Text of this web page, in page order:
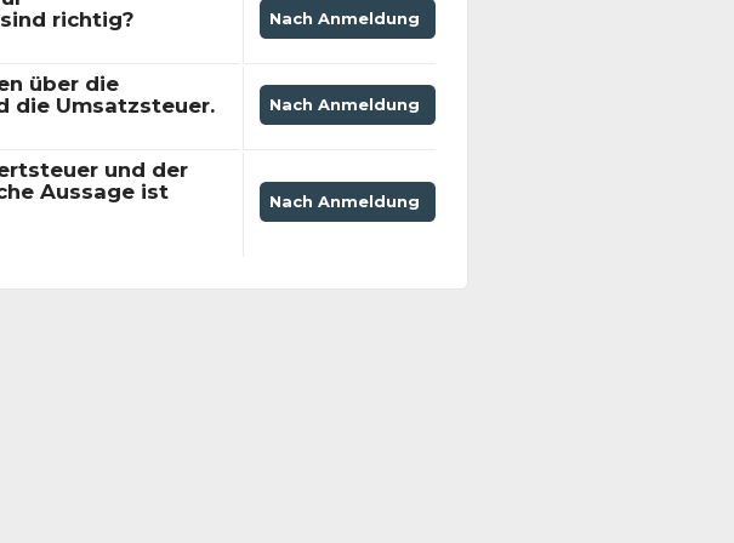
richtig?
Nach Anmeldung
über die
die Umsatzsteuer.
Nach Anmeldung
und der
Aussage ist
Nach Anmeldung